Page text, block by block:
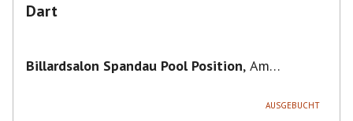
Dart
Billardsalon Spandau Pool Position, Am
AUSGEBUCHT